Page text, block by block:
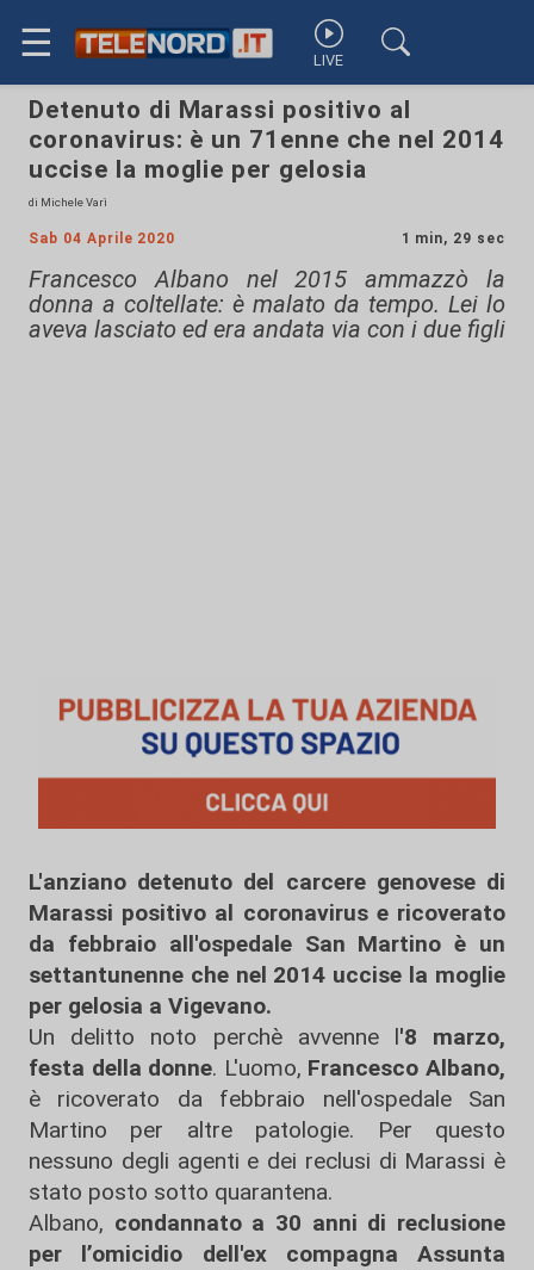
☰ LIVE
Detenuto di Marassi positivo al
coronavirus: è un 71enne che nel 2014
uccise la moglie per gelosia
di Michele Varì
Sab 04 Aprile 2020 1 min, 29 sec
Francesco Albano nel 2015 ammazzò la
donna a coltellate: è malato da tempo. Lei lo
aveva lasciato ed era andata via con i due figli
L'anziano detenuto del carcere genovese di
Marassi positivo al coronavirus e ricoverato
da febbraio all'ospedale San Martino è un
settantunenne che nel 2014 uccise la moglie
per gelosia a Vigevano.
Un delitto noto perchè avvenne l'8 marzo,
festa della donne. L'uomo, Francesco Albano,
è ricoverato da febbraio nell'ospedale San
Martino per altre patologie. Per questo
nessuno degli agenti e dei reclusi di Marassi è
stato posto sotto quarantena.
Albano, condannato a 30 anni di reclusione
per l’omicidio dell'ex compagna Assunta